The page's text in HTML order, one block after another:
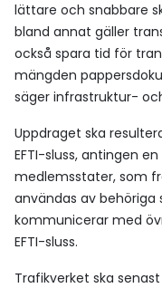
lättare och snabbare
bland annat gäller
också spara tid för
mängden
säger infrastruktur-
Uppdraget ska
EFTI-sluss, antingen
medlemsstater, som
användas av
kommunicerar med
EFTI-sluss.
Trafikverket ska